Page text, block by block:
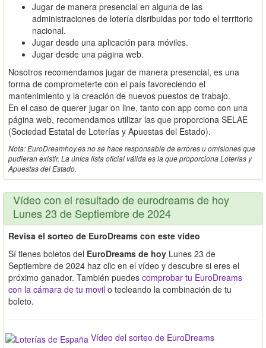
Jugar de manera presencial en alguna de las
administraciones de lotería disribuidas por todo el territorio
nacional.
Jugar desde una aplicación para móviles.
Jugar desde una página web.
Nosotros recomendamos jugar de manera presencial, es una
forma de comprometerte con el país favoreciendo el
mantenimiento y la creación de nuevos puestos de trabajo.
En el caso de querer jugar on line, tanto con app como con una
página web, recomendamos utilizar las que proporciona SELAE
(Sociedad Estatal de Loterías y Apuestas del Estado).
Nota: EuroDreamhoy.es no se hace responsable de errores u omisiones que
pudieran existir. La única lista oficial válida es la que proporciona Loterías y
Apuestas del Estado.
Vídeo con el resultado de eurodreams de hoy
Lunes 23 de Septiembre de 2024
Revisa el sorteo de EuroDreams con este vídeo
Sí tienes boletos del EuroDreams de hoy Lunes 23 de
Septiembre de 2024 haz clic en el vídeo y descubre si eres el
próximo ganador. También puedes comprobar tu EuroDreams
con la cámara de tu movil o tecleando la combinación de tu
boleto.
Vídeo del sorteo de EuroDreams